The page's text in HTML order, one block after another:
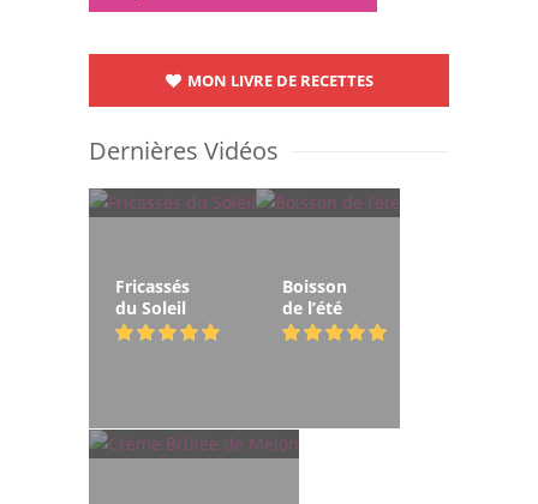
MON LIVRE DE RECETTES
Dernières Vidéos
Fricassés
du Soleil
Boisson
de l’été